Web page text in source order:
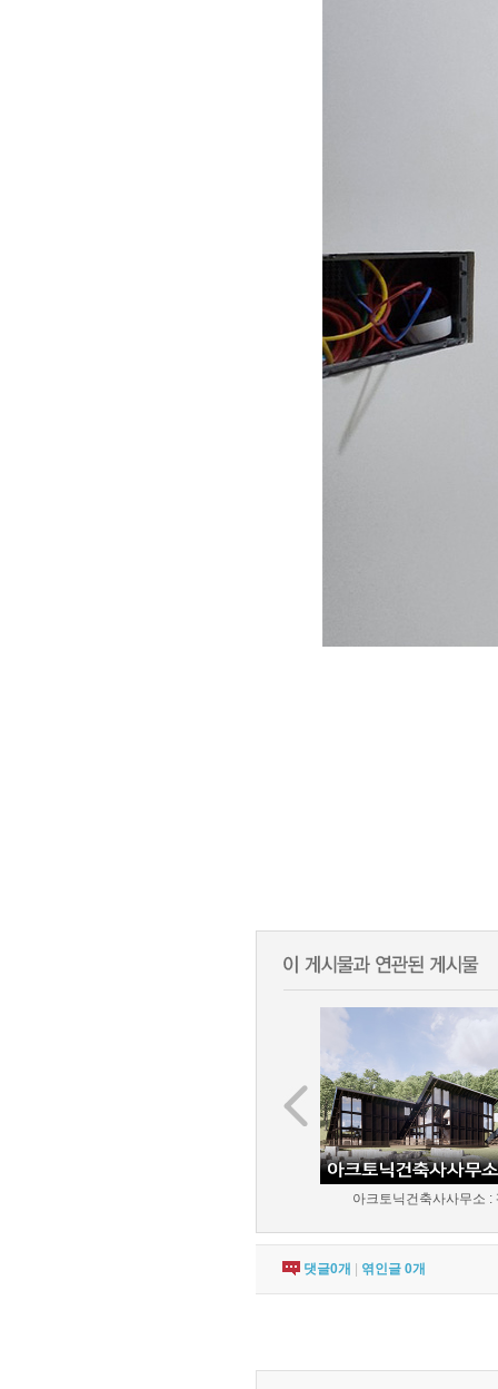
아크토닉건축사사무소 :
댓글0개 엮인글 0개